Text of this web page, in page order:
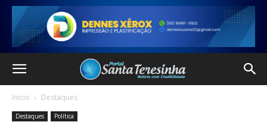
Início Destaques
Destaques Política